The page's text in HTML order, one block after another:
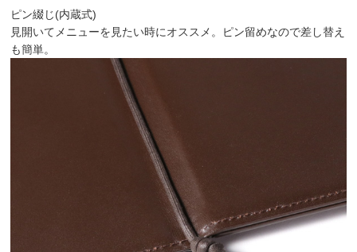
ピン綴じ(内蔵式)
見開いてメニューを見たい時にオススメ。ピン留めなので差し替え
も簡単。